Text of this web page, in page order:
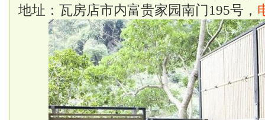
地址：瓦房店市内富贵家园南门195号，